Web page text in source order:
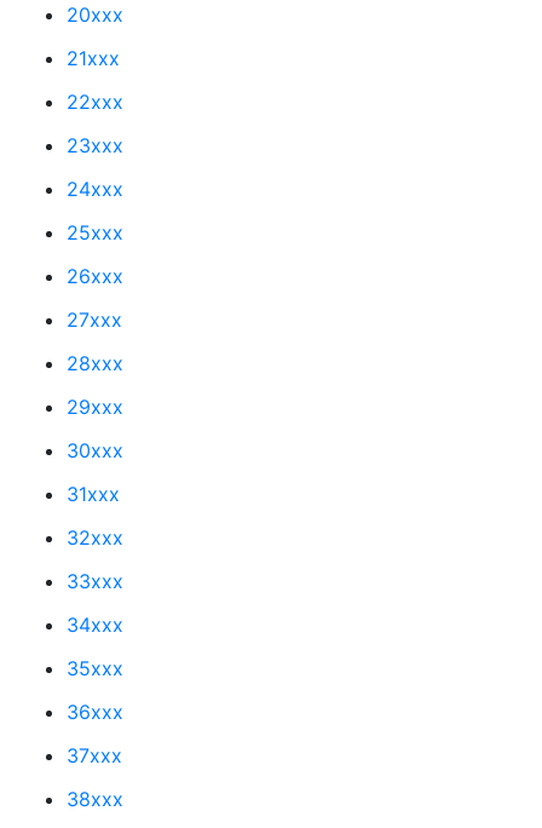
20xxx
21xxx
22xxx
23xxx
24xxx
25xxx
26xxx
27xxx
28xxx
29xxx
30xxx
31xxx
32xxx
33xxx
34xxx
35xxx
36xxx
37xxx
38xxx